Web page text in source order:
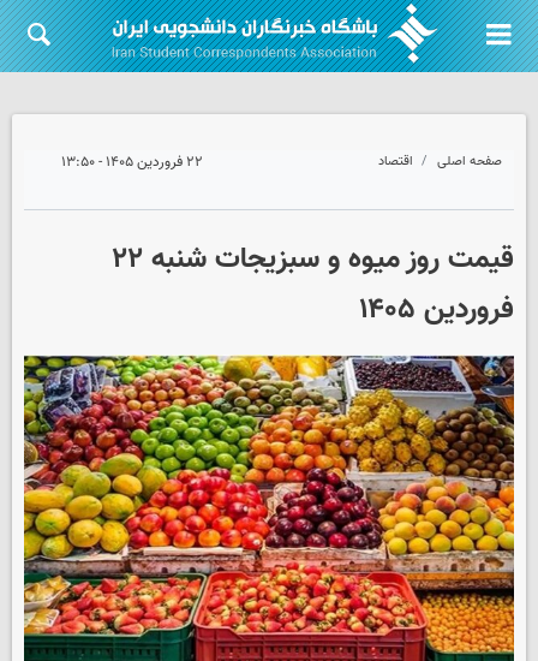
صفحه اصلی اقتصاد ۲۲ فروردین ۱۴۰۵ - ۱۳:۵۰
قیمت روز میوه و سبزیجات شنبه ۲۲
فروردین ۱۴۰۵